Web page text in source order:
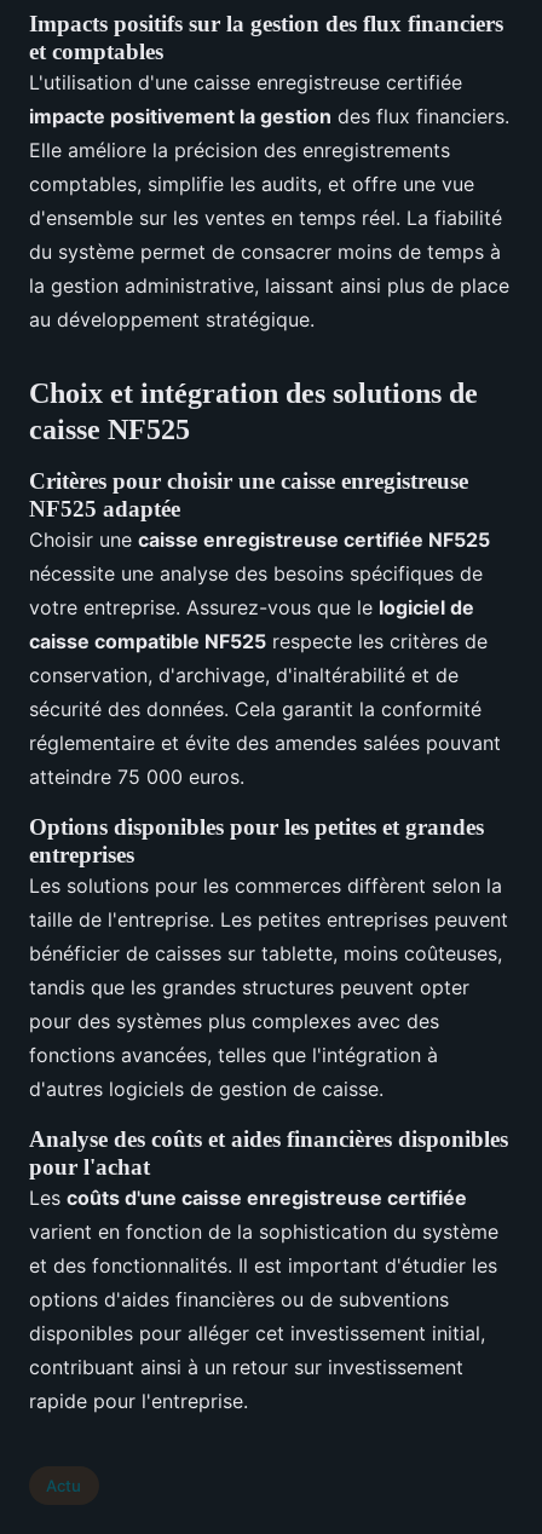
Impacts positifs sur la gestion des flux financiers
et comptables
L'utilisation d'une caisse enregistreuse certifiée
impacte positivement la gestion des flux financiers.
Elle améliore la précision des enregistrements
comptables, simplifie les audits, et offre une vue
d'ensemble sur les ventes en temps réel. La fiabilité
du système permet de consacrer moins de temps à
la gestion administrative, laissant ainsi plus de place
au développement stratégique.
Choix et intégration des solutions de
caisse NF525
Critères pour choisir une caisse enregistreuse
NF525 adaptée
Choisir une caisse enregistreuse certifiée NF525
nécessite une analyse des besoins spécifiques de
votre entreprise. Assurez-vous que le logiciel de
caisse compatible NF525 respecte les critères de
conservation, d'archivage, d'inaltérabilité et de
sécurité des données. Cela garantit la conformité
réglementaire et évite des amendes salées pouvant
atteindre 75 000 euros.
Options disponibles pour les petites et grandes
entreprises
Les solutions pour les commerces diffèrent selon la
taille de l'entreprise. Les petites entreprises peuvent
bénéficier de caisses sur tablette, moins coûteuses,
tandis que les grandes structures peuvent opter
pour des systèmes plus complexes avec des
fonctions avancées, telles que l'intégration à
d'autres logiciels de gestion de caisse.
Analyse des coûts et aides financières disponibles
pour l'achat
Les coûts d'une caisse enregistreuse certifiée
varient en fonction de la sophistication du système
et des fonctionnalités. Il est important d'étudier les
options d'aides financières ou de subventions
disponibles pour alléger cet investissement initial,
contribuant ainsi à un retour sur investissement
rapide pour l'entreprise.
Actu